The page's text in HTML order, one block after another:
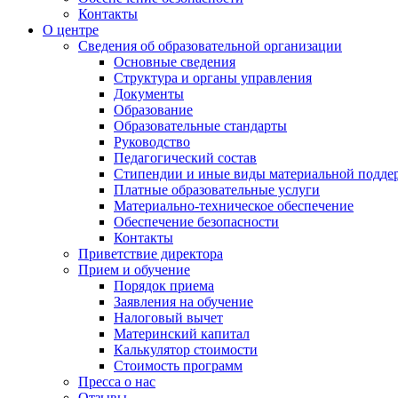
Контакты
О центре
Сведения об образовательной организации
Основные сведения
Структура и органы управления
Документы
Образование
Образовательные стандарты
Руководство
Педагогический состав
Стипендии и иные виды материальной
Платные образовательные услуги
Материально-техническое обеспечение
Обеспечение безопасности
Контакты
Приветствие директора
Прием и обучение
Порядок приема
Заявления на обучение
Налоговый вычет
Материнский капитал
Калькулятор стоимости
Стоимость программ
Пресса о нас